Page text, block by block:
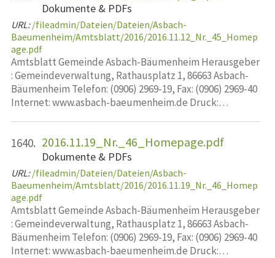
Dokumente & PDFs
URL: /fileadmin/Dateien/Dateien/Asbach-
Baeumenheim/Amtsblatt/2016/2016.11.12_Nr._45_Homep
age.pdf
Amtsblatt Gemeinde Asbach-Bäumenheim Herausgeber
: Gemeindeverwaltung, Rathausplatz 1, 86663 Asbach-
Bäumenheim Telefon: (0906) 2969-19, Fax: (0906) 2969-40
Internet: www.asbach-baeumenheim.de Druck:…
1640. 2016.11.19_Nr._46_Homepage.pdf
Dokumente & PDFs
URL: /fileadmin/Dateien/Dateien/Asbach-
Baeumenheim/Amtsblatt/2016/2016.11.19_Nr._46_Homep
age.pdf
Amtsblatt Gemeinde Asbach-Bäumenheim Herausgeber
: Gemeindeverwaltung, Rathausplatz 1, 86663 Asbach-
Bäumenheim Telefon: (0906) 2969-19, Fax: (0906) 2969-40
Internet: www.asbach-baeumenheim.de Druck:…